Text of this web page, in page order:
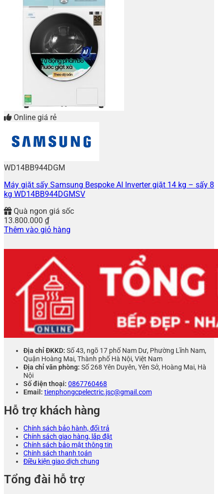
Online giá rẻ
WD14BB944DGM
Máy giặt sấy Samsung Bespoke AI Inverter giặt 14 kg – sấy 8
kg WD14BB944DGMSV
Quà ngon giá sốc
13.800.000 ₫
Thêm vào giỏ hàng
Địa chỉ ĐKKD: Số 43, ngõ 17 phố Nam Dư, Phường Lĩnh Nam,
Quận Hoàng Mai, Thành phố Hà Nội, Việt Nam
Địa chỉ văn phòng: Số 268 Yên Duyên, Yên Sở, Hoàng Mai, Hà
Nội
Số điện thoại: 0867760468
Email: tienphongcpelectric.jsc@gmail.com
Hỗ trợ khách hàng
Chính sách bảo hành, đổi trả
Chính sách giao hàng, lắp đặt
Chính sách bảo mật thông tin
Chính sách thanh toán
Điều kiện giao dịch chung
Tổng đài hỗ trợ